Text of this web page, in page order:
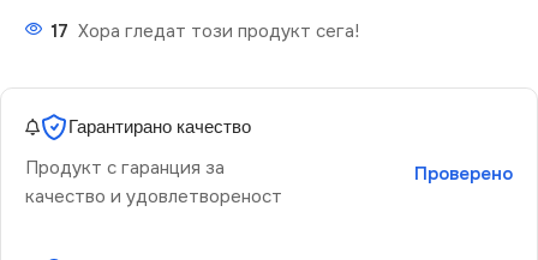
17 Хора гледат този продукт сега!
Гарантирано качество
Продукт с гаранция за
качество и удовлетвореност
Проверено